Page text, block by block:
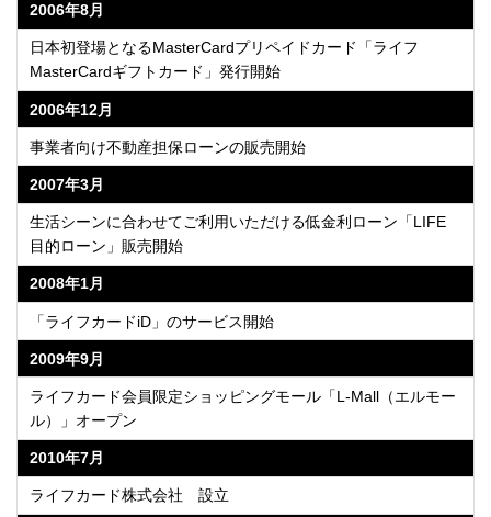
2006年8月
日本初登場となるMasterCardプリペイドカード「ライフ
MasterCardギフトカード」発行開始
2006年12月
事業者向け不動産担保ローンの販売開始
2007年3月
生活シーンに合わせてご利用いただける低金利ローン「LIFE
目的ローン」販売開始
2008年1月
「ライフカードiD」のサービス開始
2009年9月
ライフカード会員限定ショッピングモール「L-Mall（エルモー
ル）」オープン
2010年7月
ライフカード株式会社 設立